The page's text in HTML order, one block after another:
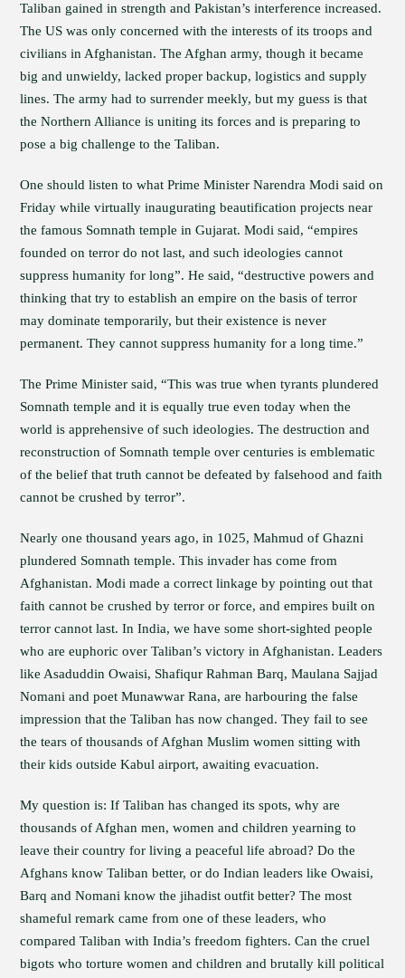
Taliban gained in strength and Pakistan’s interference increased.
The US was only concerned with the interests of its troops and
civilians in Afghanistan. The Afghan army, though it became
big and unwieldy, lacked proper backup, logistics and supply
lines. The army had to surrender meekly, but my guess is that
the Northern Alliance is uniting its forces and is preparing to
pose a big challenge to the Taliban.
One should listen to what Prime Minister Narendra Modi said on
Friday while virtually inaugurating beautification projects near
the famous Somnath temple in Gujarat. Modi said, “empires
founded on terror do not last, and such ideologies cannot
suppress humanity for long”. He said, “destructive powers and
thinking that try to establish an empire on the basis of terror
may dominate temporarily, but their existence is never
permanent. They cannot suppress humanity for a long time.”
The Prime Minister said, “This was true when tyrants plundered
Somnath temple and it is equally true even today when the
world is apprehensive of such ideologies. The destruction and
reconstruction of Somnath temple over centuries is emblematic
of the belief that truth cannot be defeated by falsehood and faith
cannot be crushed by terror”.
Nearly one thousand years ago, in 1025, Mahmud of Ghazni
plundered Somnath temple. This invader has come from
Afghanistan. Modi made a correct linkage by pointing out that
faith cannot be crushed by terror or force, and empires built on
terror cannot last. In India, we have some short-sighted people
who are euphoric over Taliban’s victory in Afghanistan. Leaders
like Asaduddin Owaisi, Shafiqur Rahman Barq, Maulana Sajjad
Nomani and poet Munawwar Rana, are harbouring the false
impression that the Taliban has now changed. They fail to see
the tears of thousands of Afghan Muslim women sitting with
their kids outside Kabul airport, awaiting evacuation.
My question is: If Taliban has changed its spots, why are
thousands of Afghan men, women and children yearning to
leave their country for living a peaceful life abroad? Do the
Afghans know Taliban better, or do Indian leaders like Owaisi,
Barq and Nomani know the jihadist outfit better? The most
shameful remark came from one of these leaders, who
compared Taliban with India’s freedom fighters. Can the cruel
bigots who torture women and children and brutally kill political